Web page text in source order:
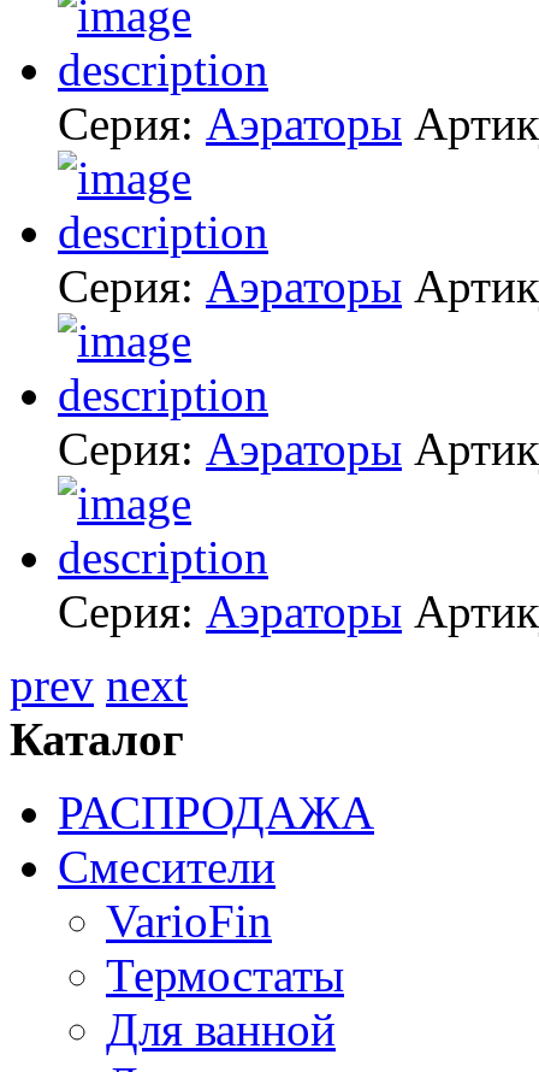
Серия: Аэраторы
Серия: Аэраторы
Серия: Аэраторы
Серия: Аэраторы
prev next
Каталог
РАСПРОДАЖА
Смесители
VarioFin
Термостаты
Для ванной